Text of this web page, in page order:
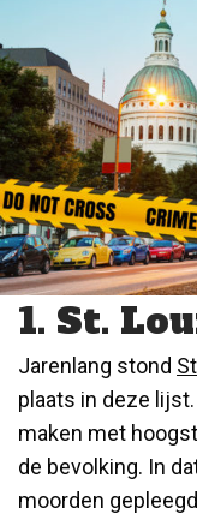
1. St.
Jarenlang stond
plaats in deze
maken met
de bevolking. In
moorden